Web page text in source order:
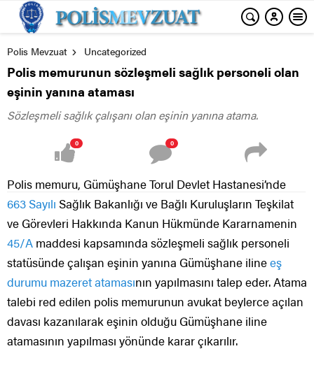
Polis Mevzuat Uncategorized
Polis memurunun sözleşmeli sağlık personeli olan
eşinin yanına ataması
Sözleşmeli sağlık çalışanı olan eşinin yanına atama.
0 0
Polis memuru, Gümüşhane Torul Devlet Hastanesi’nde
663 Sayılı Sağlık Bakanlığı ve Bağlı Kuruluşların Teşkilat
ve Görevleri Hakkında Kanun Hükmünde Kararnamenin
45/A maddesi kapsamında sözleşmeli sağlık personeli
statüsünde çalışan eşinin yanına Gümüşhane ilineeş
durumu mazeret atamasının yapılmasını talep eder. Atama
talebi red edilen polis memurunun avukat beylerce açılan
davası kazanılarak eşinin olduğu Gümüşhane iline
atamasının yapılması yönünde karar çıkarılır.